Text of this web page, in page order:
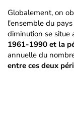
Globalement, on
l'ensemble du
diminution se situe
1961-1990 et la
annuelle du
entre ces deux